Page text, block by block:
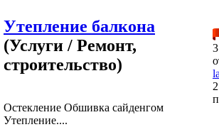
Утепление балкона
(Услуги / Ремонт,
строительство)
Остекление Обшивка сайденгом
Утепление....